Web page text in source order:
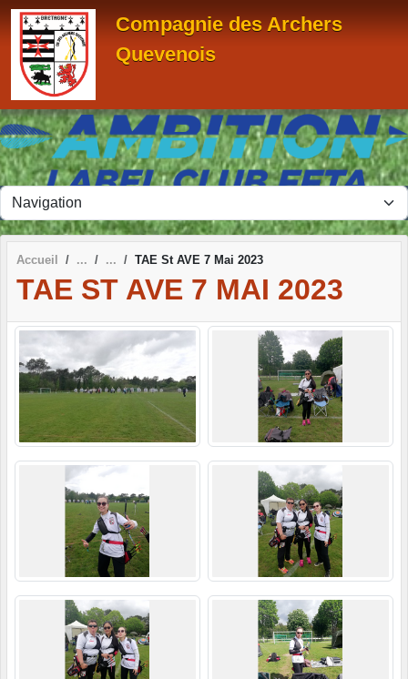
Compagnie des Archers
Quevenois
Accueil TAE St AVE 7 Mai 2023
TAE ST AVE 7 MAI 2023
Panneau de gestion des cookies